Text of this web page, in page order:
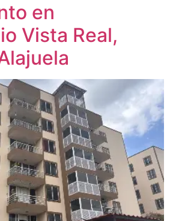
en
Vista Real,